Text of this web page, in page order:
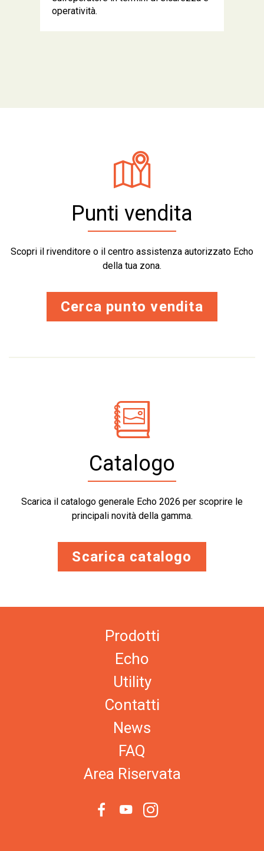
operatività.
Punti vendita
Scopri il rivenditore o il centro assistenza autorizzato Echo
della tua zona.
Cerca punto vendita
Catalogo
Scarica il catalogo generale Echo 2026 per scoprire le
principali novità della gamma.
Scarica catalogo
Prodotti
Echo
Utility
Contatti
News
FAQ
Area Riservata